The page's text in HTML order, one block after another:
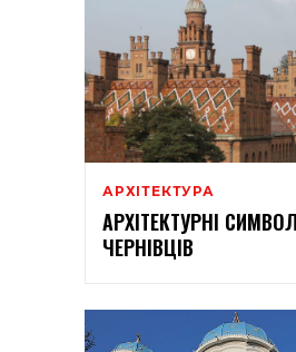
АРХІТЕКТУРА
АРХІТЕКТУРНІ
ЧЕРНІВЦІВ